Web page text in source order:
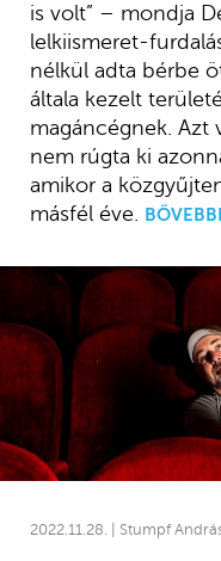
is volt” – mondja
lelkiismeret-
nélkül adta bérbe
általa kezelt
magáncégnek. Azt
nem rúgta ki
amikor a
másfél éve.
2022.11.28. | Stumpf